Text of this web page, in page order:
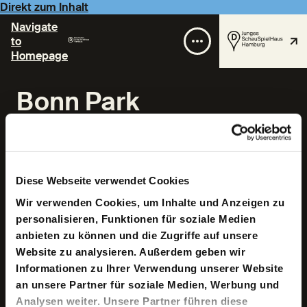
Diese Webseite verwendet Cookies
Wir verwenden Cookies, um Inhalte und Anzeigen zu
personalisieren, Funktionen für soziale Medien
anbieten zu können und die Zugriffe auf unsere
Website zu analysieren. Außerdem geben wir
Informationen zu Ihrer Verwendung unserer Website
an unsere Partner für soziale Medien, Werbung und
Analysen weiter. Unsere Partner führen diese
Direkt zum Inhalt
Navigate
to
Homepage
Bonn Park
Geboren 1987 in Berlin. Aufgewachsen in Berlin, Korea
und Paris. Ab 2008 Studium der Slawischen Sprachen
und Literatur an der Humboldt-Universität zu Berlin.
Erste Arbeiten als Regisseur und Autor an der
Volksbühne Berlin. Gast an der Zürcher Hochschule der
Künste (ZHdK) im Fach Regie. Ab 2011 studierte er
Szenisches Schreiben an der Universität der Künste